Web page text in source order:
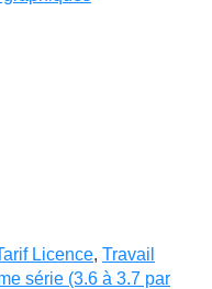
Licence, Travail
série (3.6 à 3.7 par